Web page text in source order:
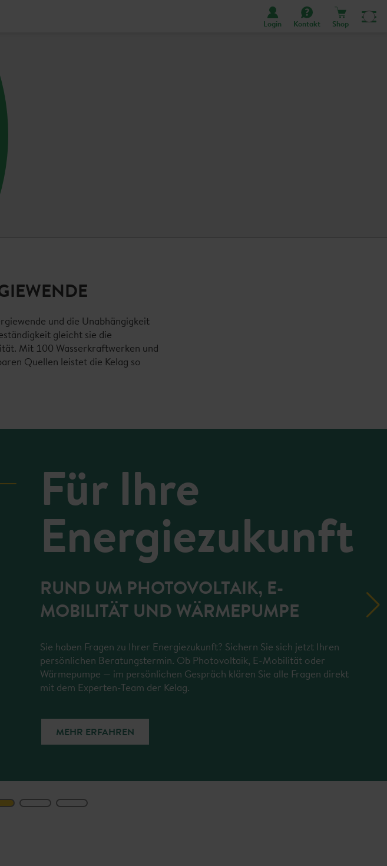
Login Kontakt Shop
und die Unabhängigkeit
gleicht sie die
Mit 100 Wasserkraftwerken und
Quellen leistet die Kelag so
Für Ihre
Energiezukunft
RUND UM PHOTOVOLTAIK, E-
MOBILITÄT UND WÄRMEPUMPE
Sie haben Fragen zu Ihrer Energiezukunft? Sichern Sie sich jetzt Ihren
persönlichen Beratungstermin. Ob Photovoltaik, E-Mobilität oder
Wärmepumpe — im persönlichen Gespräch klären Sie alle Fragen direkt
mit dem Experten-Team der Kelag.
MEHR ERFAHREN